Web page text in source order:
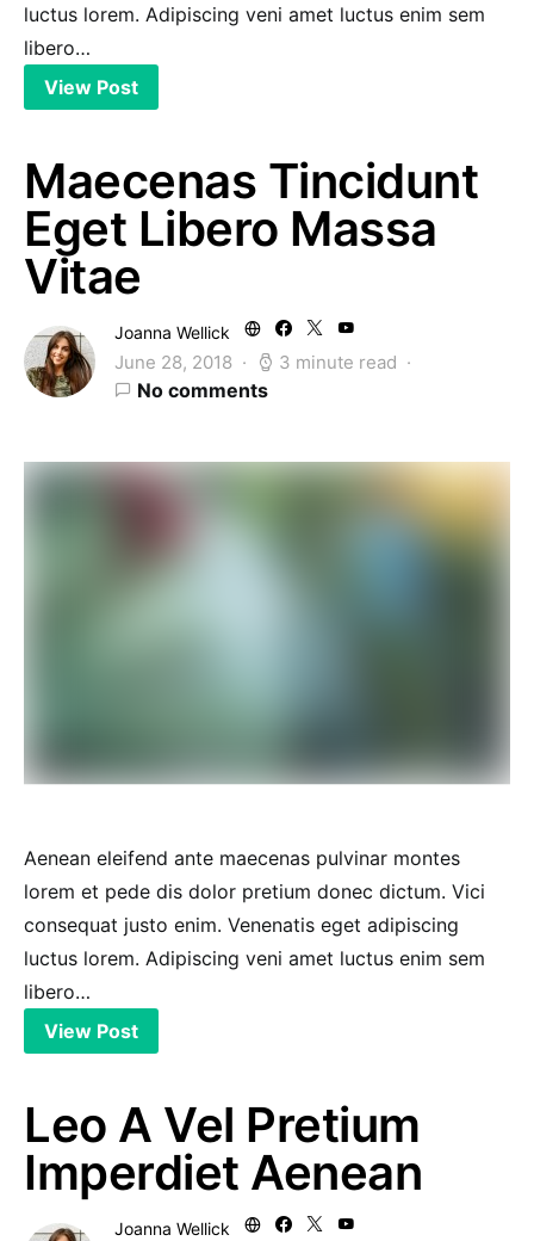
luctus lorem. Adipiscing veni amet luctus enim sem
libero…
View Post
Maecenas Tincidunt
Eget Libero Massa
Vitae
Joanna Wellick
June 28, 2018 3 minute read
No comments
Aenean eleifend ante maecenas pulvinar montes
lorem et pede dis dolor pretium donec dictum. Vici
consequat justo enim. Venenatis eget adipiscing
luctus lorem. Adipiscing veni amet luctus enim sem
libero…
View Post
Leo A Vel Pretium
Imperdiet Aenean
Joanna Wellick